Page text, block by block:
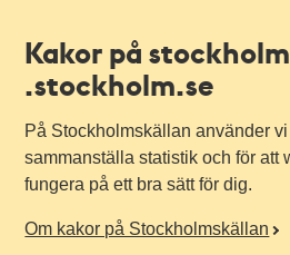
Kakor på
.stockholm.se
På Stockholmskällan använder
sammanställa statistik och för att
fungera på ett bra sätt för dig.
Om kakor på Stockholmskällan